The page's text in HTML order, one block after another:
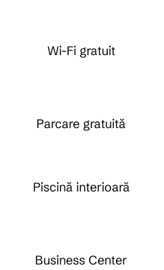
Wi-Fi gratuit
Parcare gratuită
Piscină interioară
Business Center